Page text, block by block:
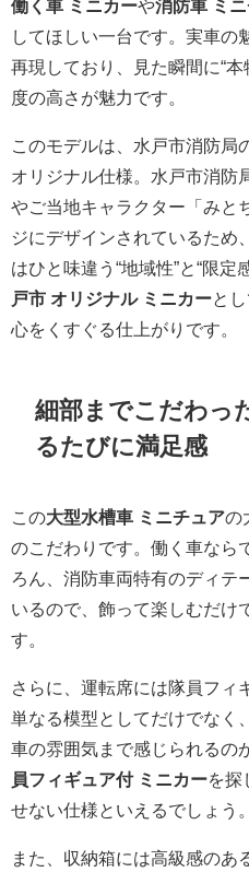
働く車 ミニカーや消防車 ミ
してほしい一台です。実車の
再現しており、見た瞬間に“
度の高さが魅力です。
このモデルは、水戸市消防局
オリジナル仕様。水戸市消防
やご当地キャラクター「みと
ジにデザインされているため
はひと味違う“地域性”と“限定
戸市 オリジナル ミニカーと
心をくすぐる仕上がりです。
細部までこだわっ
るたびに満足感
この大型水槽車 ミニチュアの
のこだわりです。働く車なら
ろん、消防車両特有のディテ
いるので、飾って楽しむだけ
す。
さらに、運転席には隊員フィ
単なる模型としてだけでなく
車の雰囲気まで感じられるの
員フィギュア付 ミニカーを探
せない仕様といえるでしょう。
また、収納箱には高級感のあ